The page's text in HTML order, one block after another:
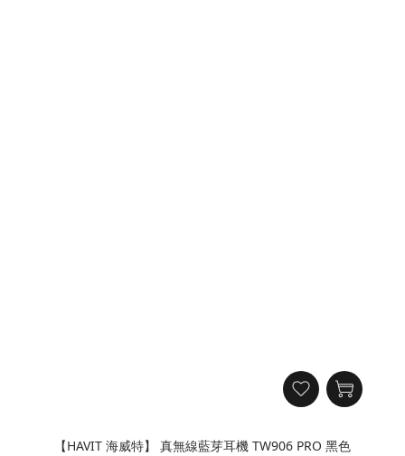
【HAVIT 海威特】 真無線藍芽耳機 TW906 PRO 黑色